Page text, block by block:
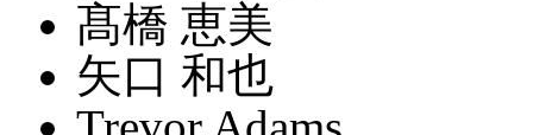
髙橋 恵美
矢口 和也